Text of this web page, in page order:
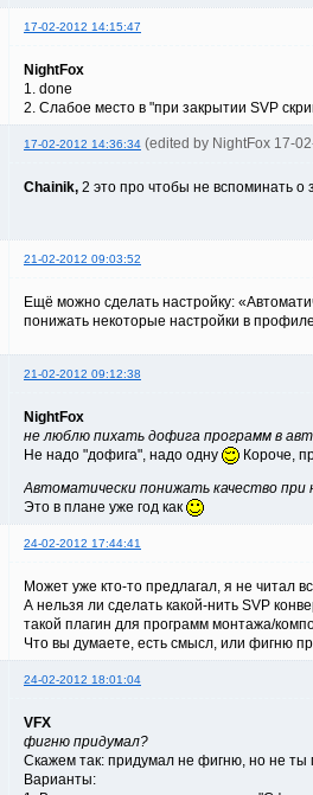
17-02-2012 14:15:47
NightFox
1. done
2. Слабое место в "при закрытии SVP
17-02-2012 14:36:34 (edited by NightFox 17-
Chainik, 2 это про чтобы не вспоминать о
21-02-2012 09:03:52
Ещё можно сделать настройку:
понижать некоторые настройки в
21-02-2012 09:12:38
NightFox
не люблю пихать дофига программ в
Не надо "дофига", надо одну
Короче,
Автоматически понижать качество
Это в плане уже год как
24-02-2012 17:44:41
Может уже кто-то предлагал, я не читал
А нельзя ли сделать какой-нить SVP
такой плагин для программ монтажа/
Что вы думаете, есть смысл, или фигню
24-02-2012 18:01:04
VFX
фигню придумал?
Скажем так: придумал не фигню, но не ты
Варианты: